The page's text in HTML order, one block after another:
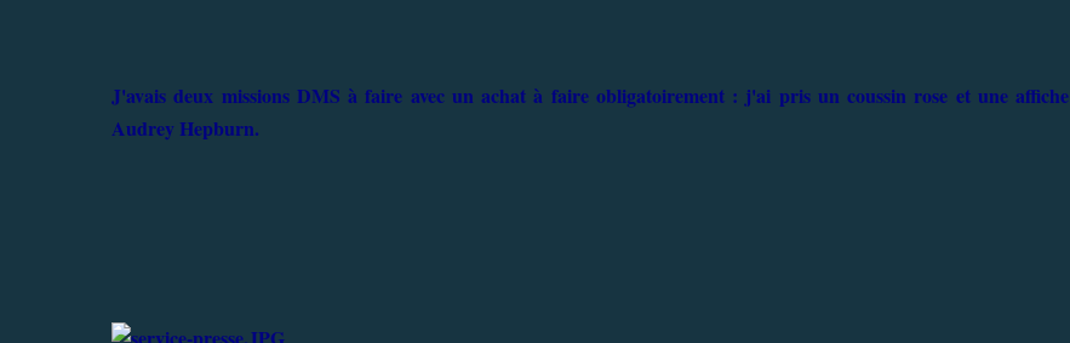
J'avais deux missions DMS à faire avec un achat à faire obligatoirement : j'ai pris un coussin rose et une affiche
Audrey Hepburn.